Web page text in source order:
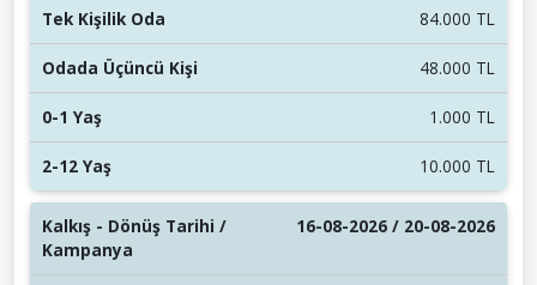
84.000 TL
48.000 TL
1.000 TL
10.000 TL
16-08-2026 / 20-08-2026